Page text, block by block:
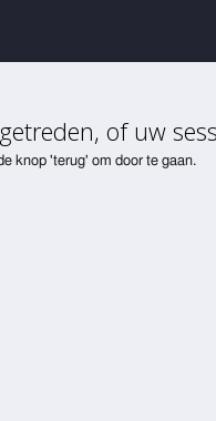
of uw
knop 'terug' om door te gaan.